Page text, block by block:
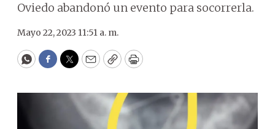
Oviedo abandonó un evento para socorrerla.
Mayo 22, 2023 11:51 a. m.
WhatsApp
Facebook
Twitter
EmailCopyPrint